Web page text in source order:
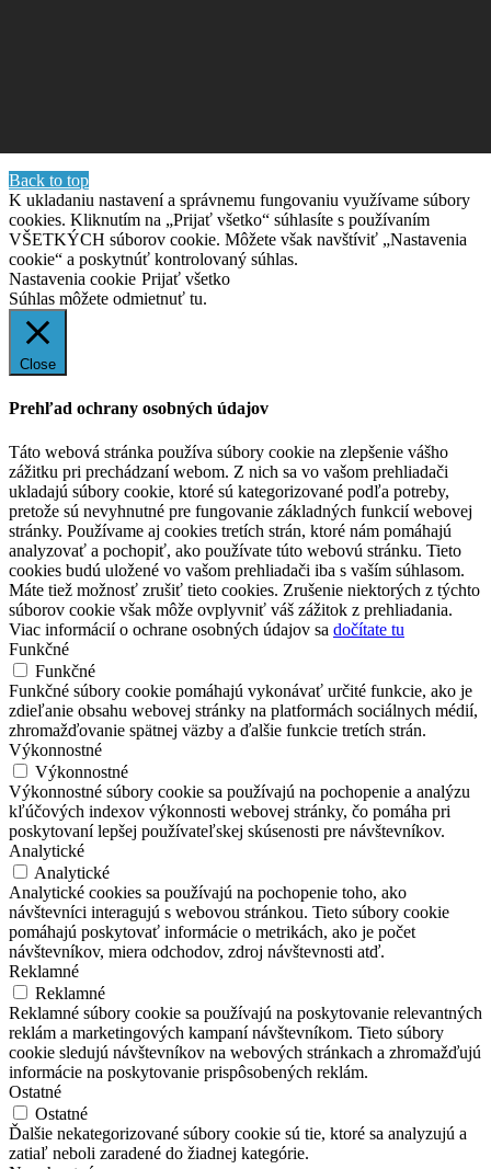
Back to top
K ukladaniu nastavení a správnemu fungovaniu využívame súbory
cookies. Kliknutím na „Prijať všetko“ súhlasíte s používaním
VŠETKÝCH súborov cookie. Môžete však navštíviť „Nastavenia
cookie“ a poskytnúť kontrolovaný súhlas.
Nastavenia cookie Prijať všetko
Súhlas môžete odmietnuť tu.
Close
Prehľad ochrany osobných údajov
Táto webová stránka používa súbory cookie na zlepšenie vášho
zážitku pri prechádzaní webom. Z nich sa vo vašom prehliadači
ukladajú súbory cookie, ktoré sú kategorizované podľa potreby,
pretože sú nevyhnutné pre fungovanie základných funkcií webovej
stránky. Používame aj cookies tretích strán, ktoré nám pomáhajú
analyzovať a pochopiť, ako používate túto webovú stránku. Tieto
cookies budú uložené vo vašom prehliadači iba s vaším súhlasom.
Máte tiež možnosť zrušiť tieto cookies. Zrušenie niektorých z týchto
súborov cookie však môže ovplyvniť váš zážitok z prehliadania.
Viac informácií o ochrane osobných údajov sa dočítate tu
Funkčné
Funkčné
Funkčné súbory cookie pomáhajú vykonávať určité funkcie, ako je
zdieľanie obsahu webovej stránky na platformách sociálnych médií,
zhromažďovanie spätnej väzby a ďalšie funkcie tretích strán.
Výkonnostné
Výkonnostné
Výkonnostné súbory cookie sa používajú na pochopenie a analýzu
kľúčových indexov výkonnosti webovej stránky, čo pomáha pri
poskytovaní lepšej používateľskej skúsenosti pre návštevníkov.
Analytické
Analytické
Analytické cookies sa používajú na pochopenie toho, ako
návštevníci interagujú s webovou stránkou. Tieto súbory cookie
pomáhajú poskytovať informácie o metrikách, ako je počet
návštevníkov, miera odchodov, zdroj návštevnosti atď.
Reklamné
Reklamné
Reklamné súbory cookie sa používajú na poskytovanie relevantných
reklám a marketingových kampaní návštevníkom. Tieto súbory
cookie sledujú návštevníkov na webových stránkach a zhromažďujú
informácie na poskytovanie prispôsobených reklám.
Ostatné
Ostatné
Ďalšie nekategorizované súbory cookie sú tie, ktoré sa analyzujú a
zatiaľ neboli zaradené do žiadnej kategórie.